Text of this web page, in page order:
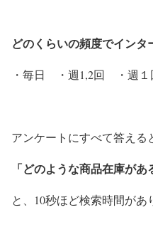
どのくらいの頻度でインタ
・毎日 ・週1,2回 ・週１
アンケートにすべて答える
「どのような商品在庫があ
と、10秒ほど検索時間があ